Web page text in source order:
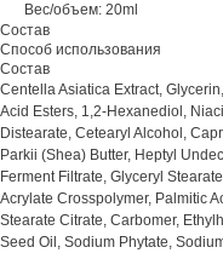
Вес/объем: 20ml
Состав
Способ использования
Состав
Centella Asiatica Extract,
Acid Esters, 1,2-Hexanediol,
Distearate, Cetearyl Alcohol,
Parkii (Shea) Butter, Heptyl
Ferment Filtrate, Glyceryl
Acrylate Crosspolymer, Palmitic
Stearate Citrate, Carbomer,
Seed Oil, Sodium Phytate,